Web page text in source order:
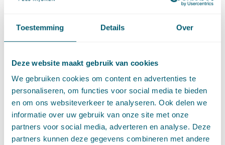
Toestemming Details Over
Deze website maakt gebruik van cookies
We gebruiken cookies om content en advertenties te
personaliseren, om functies voor social media te bieden
en om ons websiteverkeer te analyseren. Ook delen we
informatie over uw gebruik van onze site met onze
partners voor social media, adverteren en analyse. Deze
partners kunnen deze gegevens combineren met andere
LinkedInGa naar het LinkedIn profiel van Gabriel Labella
Expertises
Innovation, Privacy and Technology
Privacy en gegevensuitwisseling